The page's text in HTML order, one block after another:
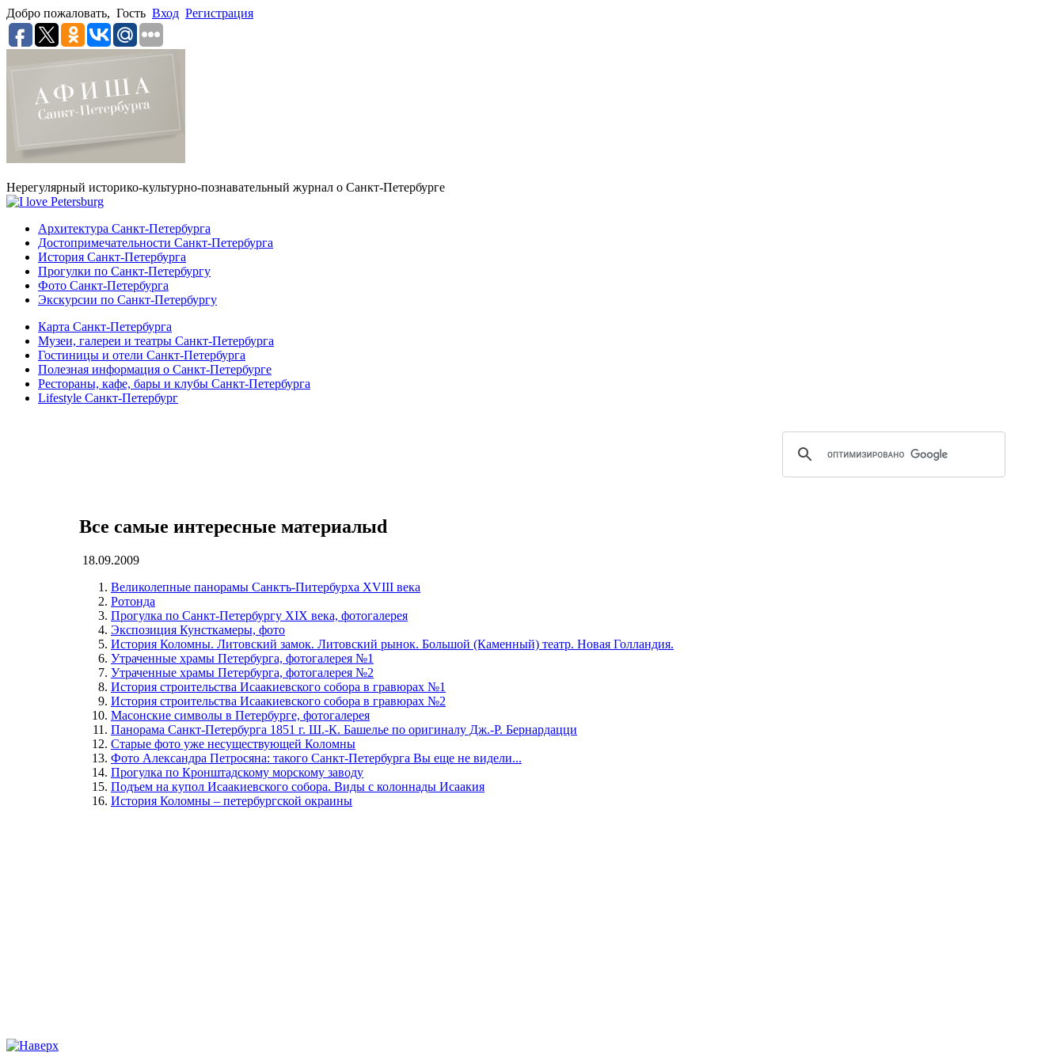
Добро пожаловать, Гость Вход Регистрация
Нерегулярный историко-культурно-познавательный журнал о Санкт-Петербурге
Архитектура Санкт-Петербурга
Достопримечательности Санкт-Петербурга
История Санкт-Петербурга
Прогулки по Санкт-Петербургу
Фото Санкт-Петербурга
Экскурсии по Санкт-Петербургу
Карта Санкт-Петербурга
Музеи, галереи и театры Санкт-Петербурга
Гостиницы и отели Санкт-Петербурга
Полезная информация о Санкт-Петербурге
Рестораны, кафе, бары и клубы Санкт-Петербурга
Lifestyle Санкт-Петербург
Все самые интересные материалыd
18.09.2009
Великолепные панорамы Санктъ-Питербурха XVIII века
Ротонда
Прогулка по Санкт-Петербургу XIX века, фотогалерея
Экспозиция Кунсткамеры, фото
История Коломны. Литовский замок. Литовский рынок. Большой (Каменный) театр. Новая Голландия.
Утраченные храмы Петербурга, фотогалерея №1
Утраченные храмы Петербурга, фотогалерея №2
История строительства Исаакиевского собора в гравюрах №1
История строительства Исаакиевского собора в гравюрах №2
Масонские символы в Петербурге, фотогалерея
Панорама Санкт-Петербурга 1851 г. Ш.-К. Башелье по оригиналу Дж.-Р. Бернардацци
Старые фото уже несуществующей Коломны
Фото Александра Петросяна: такого Санкт-Петербурга Вы еще не видели...
Прогулка по Кронштадскому морскому заводу
Подъем на купол Исаакиевского собора. Виды с колоннады Исаакия
История Коломны – петербургской окраины